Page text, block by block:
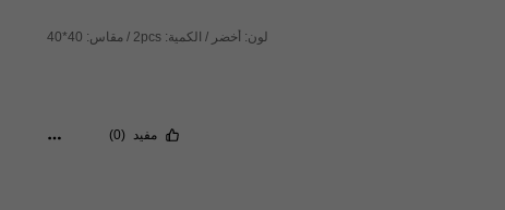
لون: أخضر / الكمية: 2pcs / مقاس: 40*40
مفيد (0)